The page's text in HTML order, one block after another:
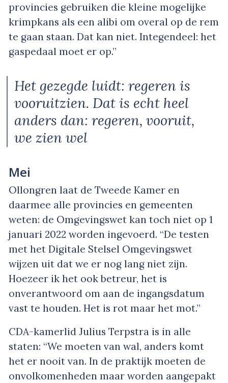
provincies gebruiken die kleine mogelijke
krimpkans als een alibi om overal op de rem
te gaan staan. Dat kan niet. Integendeel: het
gaspedaal moet er op.”
Het gezegde luidt: regeren is
vooruitzien. Dat is echt heel
anders dan: regeren, vooruit,
we zien wel
Mei
Ollongren laat de Tweede Kamer en
daarmee alle provincies en gemeenten
weten: de Omgevingswet kan toch niet op 1
januari 2022 worden ingevoerd. “De testen
met het Digitale Stelsel Omgevingswet
wijzen uit dat we er nog lang niet zijn.
Hoezeer ik het ook betreur, het is
onverantwoord om aan de ingangsdatum
vast te houden. Het is rot maar het mot.”
CDA-kamerlid Julius Terpstra is in alle
staten: “We moeten van wal, anders komt
het er nooit van. In de praktijk moeten de
onvolkomenheden maar worden aangepakt